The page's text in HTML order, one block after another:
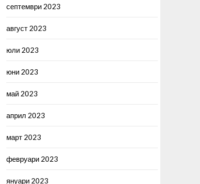
септември 2023
август 2023
юли 2023
юни 2023
май 2023
април 2023
март 2023
февруари 2023
януари 2023